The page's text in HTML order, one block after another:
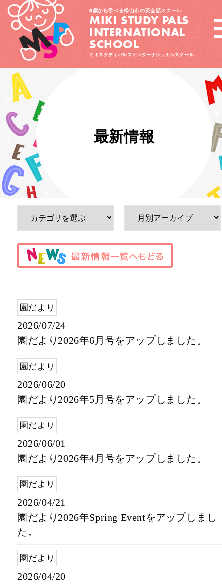
0歳から学べる松山市の英会話スクール
MIKI STUDY PALS
INTERNATIONAL
SCHOOL
ミキスタディパルズインターナショナルスクール
最新情報
園だより
2026/07/24
園だより2026年6月号をアップしました。
園だより
2026/06/20
園だより2026年5月号をアップしました。
園だより
2026/06/01
園だより2026年4月号をアップしました。
園だより
2026/04/21
園だより2026年Spring Eventをアップしまし
た。
園だより
2026/04/20